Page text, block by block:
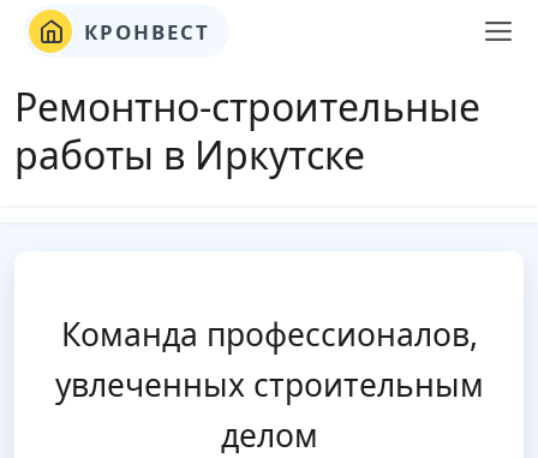
КРОНВЕСТ
Ремонтно-строительные
работы в Иркутске
Команда профессионалов,
увлеченных строительным
делом